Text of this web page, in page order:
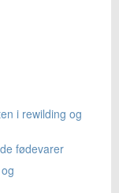
i rewilding og
fødevarer